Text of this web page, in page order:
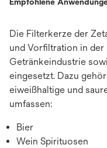
Die Filterkerze der
und Vorfiltration in
Getränkeindustrie
eingesetzt. Dazu
eiweißhaltige und
umfassen:
Bier
Wein Spirituosen